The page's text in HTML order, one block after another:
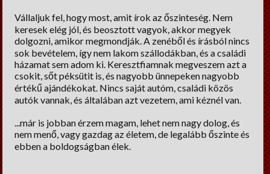
Vállaljuk fel, hogy most, amit írok az őszinteség. Nem
keresek elég jól, és beosztott vagyok, akkor megyek
dolgozni, amikor megmondják. A zenéből és írásból nincs
sok bevételem, így nem lakom szállodákban, és a családi
házamat sem adom ki. Keresztfiamnak megveszem azt a
csokit, sőt péksütit is, és nagyobb ünnepeken nagyobb
értékű ajándékokat. Nincs saját autóm, családi közös
autók vannak, és általában azt vezetem, ami kéznél van.
...már is jobban érzem magam, lehet nem nagy dolog, és
nem menő, vagy gazdag az életem, de legalább őszinte és
ebben a boldogságban élek.